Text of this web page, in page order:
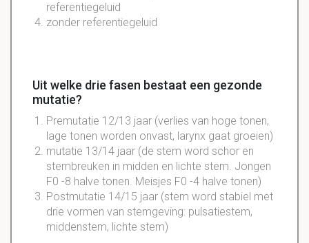
referentiegeluid
zonder referentiegeluid
Uit welke drie fasen bestaat een gezonde
mutatie?
Premutatie 12/13 jaar (verlies van hoge tonen,
lage tonen worden onvast, larynx gaat groeien)
mutatie 13/14 jaar (de stem word schor en
stembreuken in midden en lichte stem. Jongen
F0 -8 halve tonen. Meisjes F0 -4 halve tonen)
Postmutatie 14/15 jaar (stem word stabiel met
drie vormen van stemgeving: pulsatiestem,
middenstem, lichte stem)